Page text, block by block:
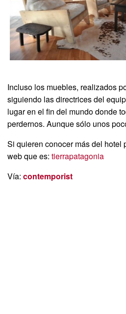
Incluso los muebles, realizados
siguiendo las directrices del
lugar en el fin del mundo donde
perdernos. Aunque sólo unos
Si quieren conocer más del hotel
web que es: tierrapatagonia
Vía: contemporist